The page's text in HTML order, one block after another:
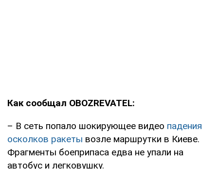
Как сообщал OBOZREVATEL:
– В сеть попало шокирующее видео падения
осколков ракеты возле маршрутки в Киеве.
Фрагменты боеприпаса едва не упали на
автобус и легковушку.